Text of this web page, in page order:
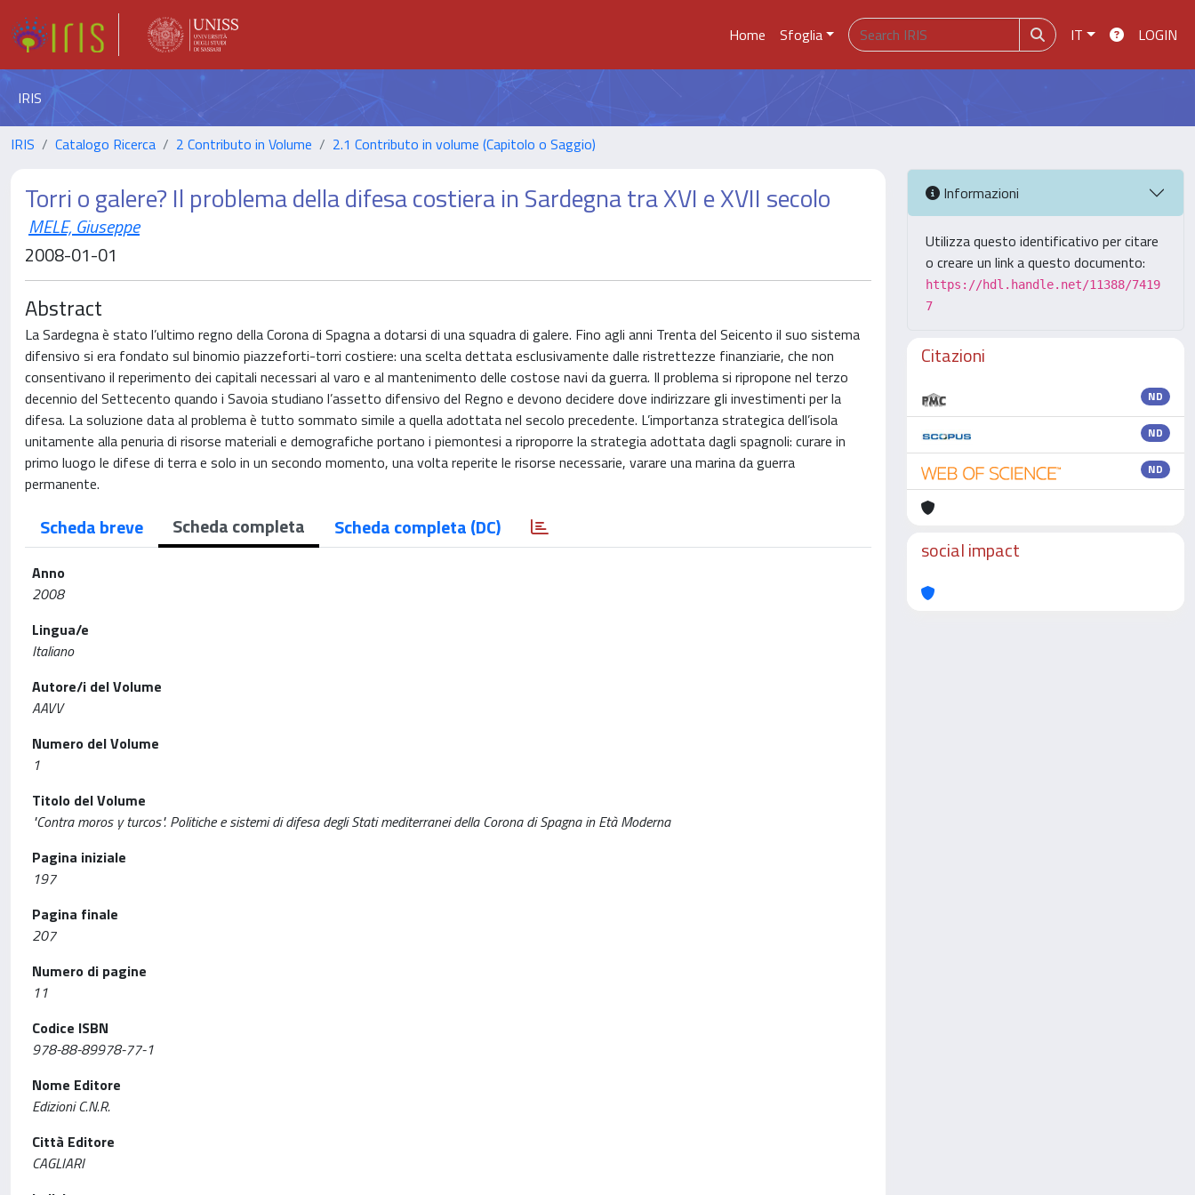
Home Sfoglia IT LOGIN
IRIS
IRIS Catalogo Ricerca 2 Contributo in Volume 2.1 Contributo in volume (Capitolo o Saggio)
Torri o galere? Il problema della difesa costiera in Sardegna tra XVI e XVII secolo
MELE, Giuseppe
2008-01-01
Abstract
La Sardegna è stato l’ultimo regno della Corona di Spagna a dotarsi di una squadra di galere. Fino agli anni Trenta del Seicento il suo sistema
difensivo si era fondato sul binomio piazzeforti-torri costiere: una scelta dettata esclusivamente dalle ristrettezze finanziarie, che non
consentivano il reperimento dei capitali necessari al varo e al mantenimento delle costose navi da guerra. Il problema si ripropone nel terzo
decennio del Settecento quando i Savoia studiano l’assetto difensivo del Regno e devono decidere dove indirizzare gli investimenti per la
difesa. La soluzione data al problema è tutto sommato simile a quella adottata nel secolo precedente. L’importanza strategica dell’isola
unitamente alla penuria di risorse materiali e demografiche portano i piemontesi a riproporre la strategia adottata dagli spagnoli: curare in
primo luogo le difese di terra e solo in un secondo momento, una volta reperite le risorse necessarie, varare una marina da guerra
permanente.
Scheda breve Scheda completa Scheda completa (DC)
Anno
2008
Lingua/e
Italiano
Autore/i del Volume
AAVV
Numero del Volume
1
Titolo del Volume
"Contra moros y turcos". Politiche e sistemi di difesa degli Stati mediterranei della Corona di Spagna in Età Moderna
Pagina iniziale
197
Pagina finale
207
Numero di pagine
11
Codice ISBN
978-88-89978-77-1
Nome Editore
Edizioni C.N.R.
Città Editore
CAGLIARI
Informazioni
Utilizza questo identificativo per citare
o creare un link a questo documento:
https://hdl.handle.net/11388/7419
7
Citazioni
ND
ND
ND
social impact